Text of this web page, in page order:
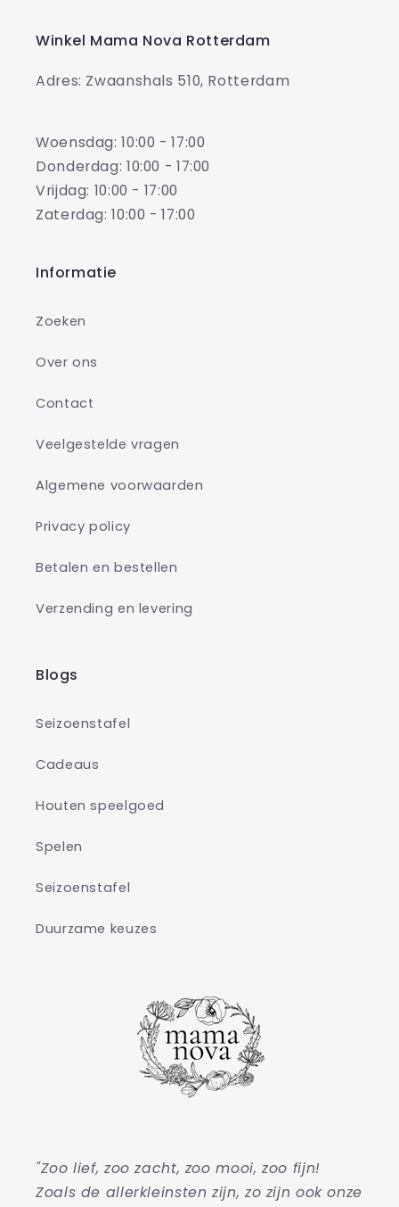
Winkel Mama Nova Rotterdam
Adres: Zwaanshals 510, Rotterdam
Woensdag: 10:00 - 17:00
Donderdag: 10:00 - 17:00
Vrijdag: 10:00 - 17:00
Zaterdag: 10:00 - 17:00
Informatie
Zoeken
Over ons
Contact
Veelgestelde vragen
Algemene voorwaarden
Privacy policy
Betalen en bestellen
Verzending en levering
Blogs
Seizoenstafel
Cadeaus
Houten speelgoed
Spelen
Seizoenstafel
Duurzame keuzes
"Zoo lief, zoo zacht, zoo mooi, zoo fijn!
Zoals de allerkleinsten zijn, zo zijn ook onze